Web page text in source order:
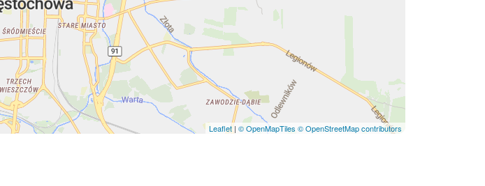
Leaflet| © OpenMapTiles © OpenStreetMap contributors